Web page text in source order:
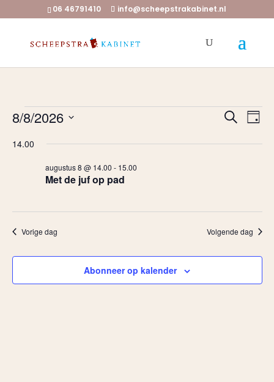
06 46791410 info@scheepstrakabinet.nl
Evenementen
augustus
2026
en
Zoeken
Dag
8/8/2026
datum.
14.00
Met de juf op pad
augustus 8 @ 14.00 - 15.00
Vorige dag Volgende dag
Abonneer op kalender